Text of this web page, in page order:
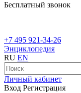
Бесплатный звонок
+7 495 921-34-26
Энциклопедия
RU EN
Личный кабинет
Вход Регистрация